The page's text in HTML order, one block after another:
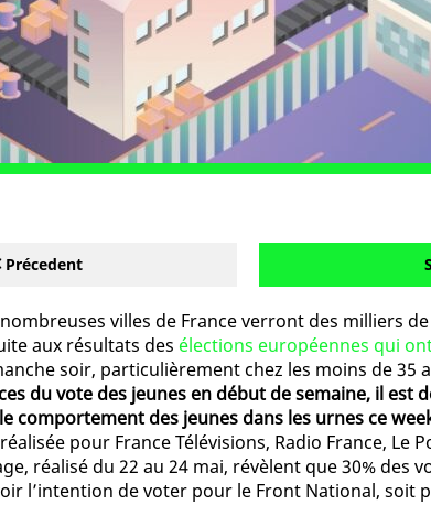
Précedent
villes de France verront des milliers
aux résultats des élections européennes qui
soir, particulièrement chez les moins de 35
du vote des jeunes en début de semaine, il est
comportement des jeunes dans les urnes ce
pour France Télévisions, Radio France, Le
réalisé du 22 au 24 mai, révèlent que 30% des
l’intention de voter pour le Front National, soit